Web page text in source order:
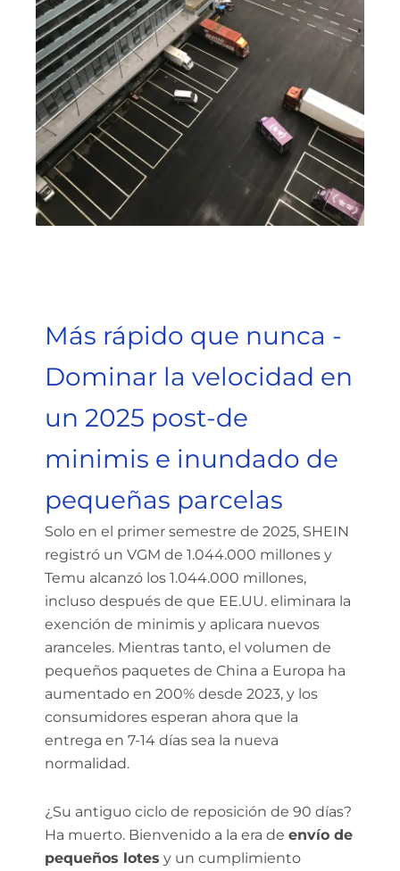
Más rápido que nunca -
Dominar la velocidad en
un 2025 post-de
minimis e inundado de
pequeñas parcelas
Solo en el primer semestre de 2025, SHEIN
registró un VGM de 1.044.000 millones y
Temu alcanzó los 1.044.000 millones,
incluso después de que EE.UU. eliminara la
exención de minimis y aplicara nuevos
aranceles. Mientras tanto, el volumen de
pequeños paquetes de China a Europa ha
aumentado en 200% desde 2023, y los
consumidores esperan ahora que la
entrega en 7-14 días sea la nueva
normalidad.
¿Su antiguo ciclo de reposición de 90 días?
Ha muerto. Bienvenido a la era de envío de
pequeños lotes y un cumplimiento